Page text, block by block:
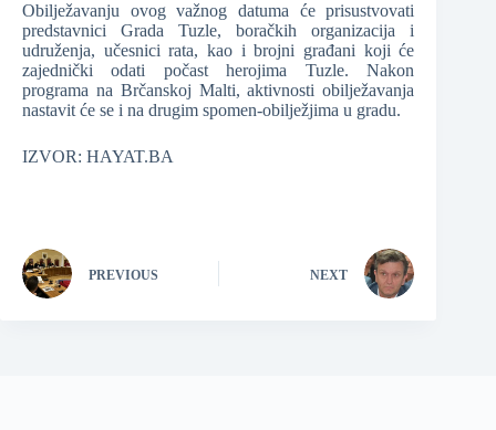
Obilježavanju ovog važnog datuma će prisustvovati
predstavnici Grada Tuzle, boračkih organizacija i
udruženja, učesnici rata, kao i brojni građani koji će
zajednički odati počast herojima Tuzle. Nakon
programa na Brčanskoj Malti, aktivnosti obilježavanja
nastavit će se i na drugim spomen-obilježjima u gradu.
IZVOR: HAYAT.BA
PREVIOUS NEXT